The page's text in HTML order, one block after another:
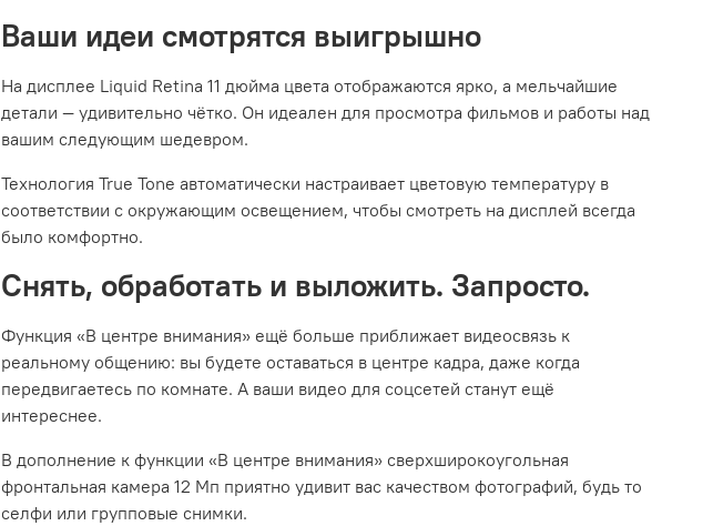
Ваши идеи смотрятся выигрышно
На дисплее Liquid Retina 11 дюйма цвета отображаются ярко, а мельчайшие
детали — удивительно чётко. Он идеален для просмотра фильмов и работы над
вашим следующим шедевром.
Технология True Tone автоматически настраивает цветовую температуру в
соответствии с окружающим освещением, чтобы смотреть на дисплей всегда
было комфортно.
Снять, обработать и выложить. Запросто.
Функция «В центре внимания» ещё больше приближает видеосвязь к
реальному общению: вы будете оставаться в центре кадра, даже когда
передвигаетесь по комнате. А ваши видео для соцсетей станут ещё
интереснее.
В дополнение к функции «В центре внимания» сверх­широкоугольная
фронтальная камера 12 Мп приятно удивит вас качеством фотографий, будь то
селфи или групповые снимки.